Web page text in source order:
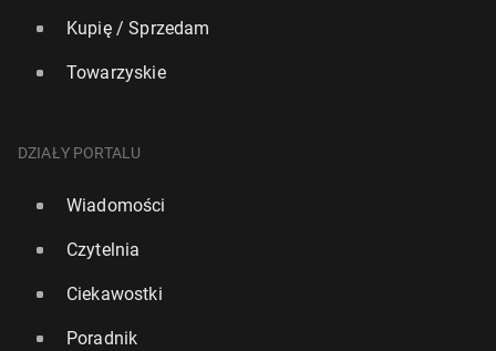
Kupię / Sprzedam
Towarzyskie
DZIAŁY PORTALU
Wiadomości
Czytelnia
Ciekawostki
Poradnik